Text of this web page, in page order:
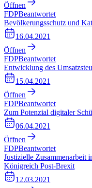
Öffnen
FDPBeantwortet
Bevölkerungsschutz und
16.04.2021
Öffnen
FDPBeantwortet
Entwicklung des
15.04.2021
Öffnen
FDPBeantwortet
Zum Potenzial digitaler
06.04.2021
Öffnen
FDPBeantwortet
Justizielle Zusammenarbeit
Königreich Post-Brexit
12.03.2021